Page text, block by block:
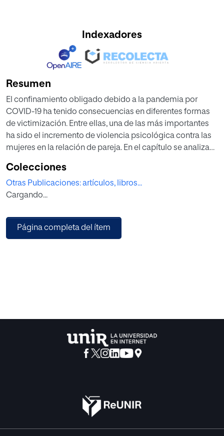
Indexadores
Resumen
El confinamiento obligado debido a la pandemia por
COVID-19 ha tenido consecuencias en diferentes formas
de victimización. Entre ellas, una de las más importantes
ha sido el incremento de violencia psicológica contra las
mujeres en la relación de pareja. En el capítulo se analizan
tipo psicológico y emocional durante esos meses de
confinamiento.
Colecciones
Otras Publicaciones: artículos, libros...
Cargando...
Página completa del ítem